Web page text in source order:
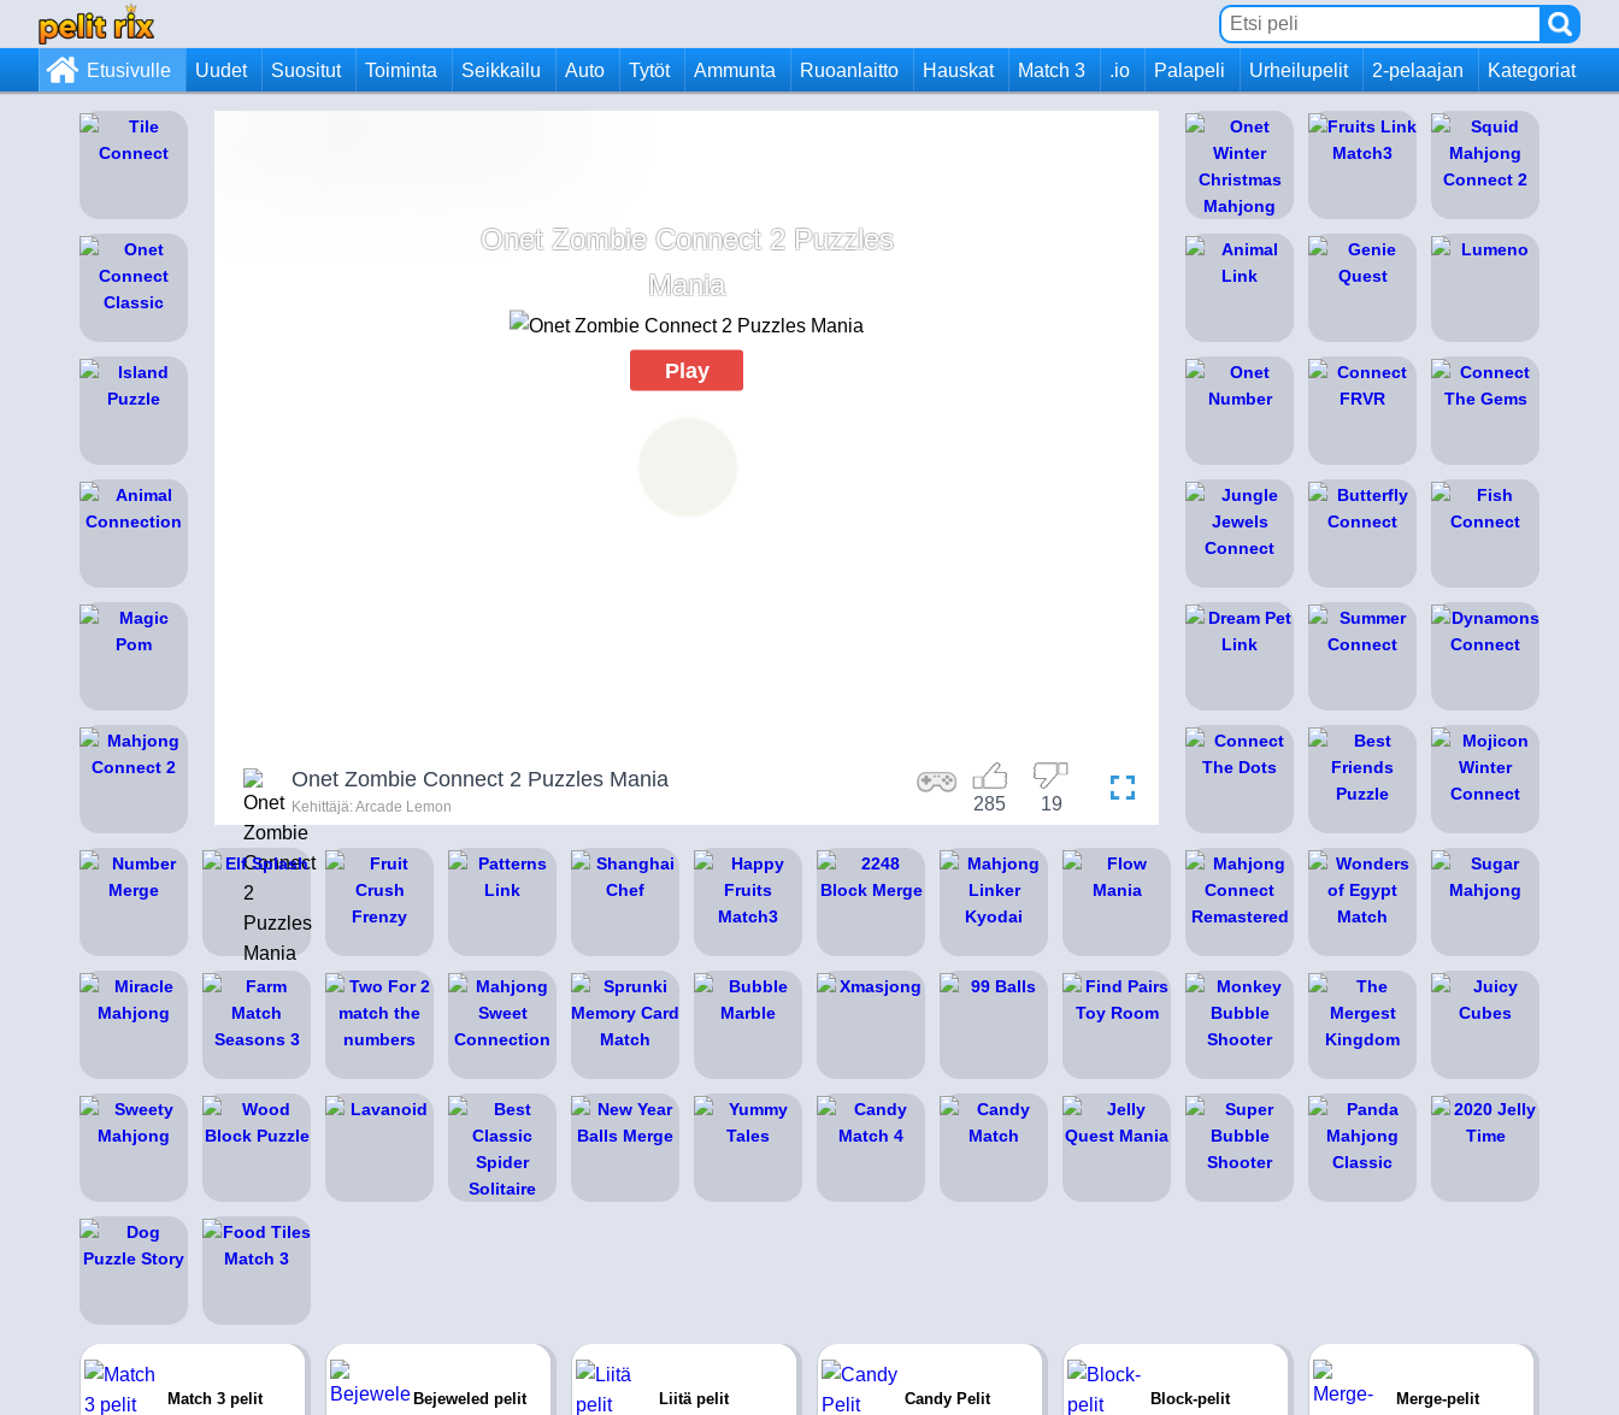
Etusivulle Uudet Suositut Toiminta Seikkailu Auto Tytöt Ammunta Ruoanlaitto Hauskat Match 3 .io Palapeli Urheilupelit 2-pelaajan Kategoriat
Onet Zombie Connect 2 Puzzles
Mania
Play
Onet Zombie Connect 2 Puzzles Mania
Kehittäjä: Arcade Lemon 19
285
Match 3 pelit Bejeweled pelit Liitä pelit Candy Pelit Block-pelit Merge-pelit